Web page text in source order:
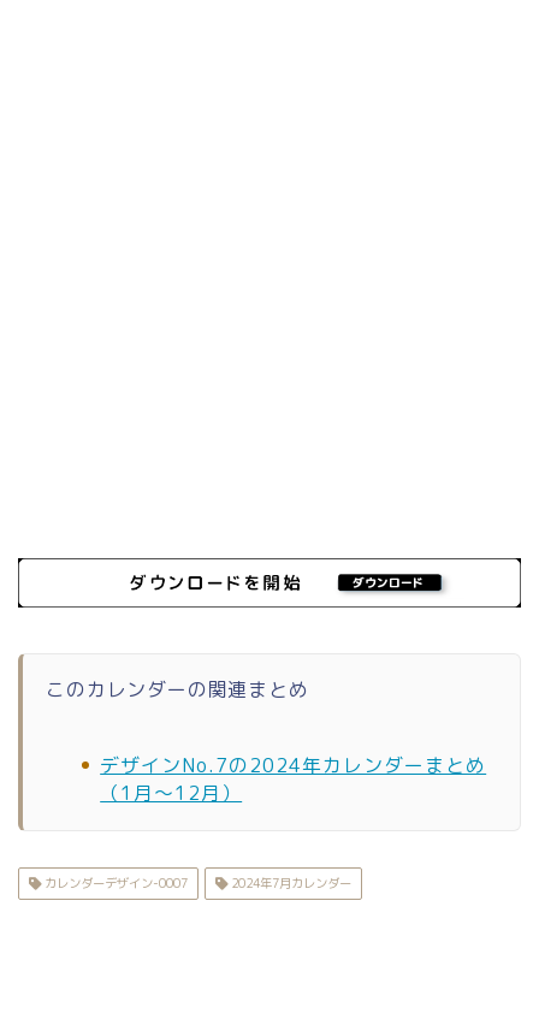
このカレンダーの関連まとめ
デザインNo.7の2024年カレンダーまとめ
（1月〜12月）
カレンダーデザイン-0007 2024年7月カレンダー